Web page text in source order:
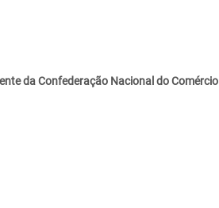
da Confederação Nacional do Comércio